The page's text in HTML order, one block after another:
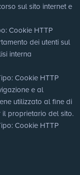
sul sito internet e
: Cookie HTTP
dei utenti sul
interna
: Cookie HTTP
e al
utilizzato al fine di
il proprietario del sito.
: Cookie HTTP